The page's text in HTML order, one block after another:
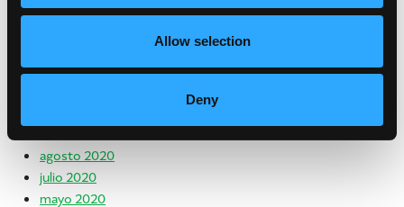
Allow selection
Deny
marzo 2021
agosto 2020
julio 2020
mayo 2020